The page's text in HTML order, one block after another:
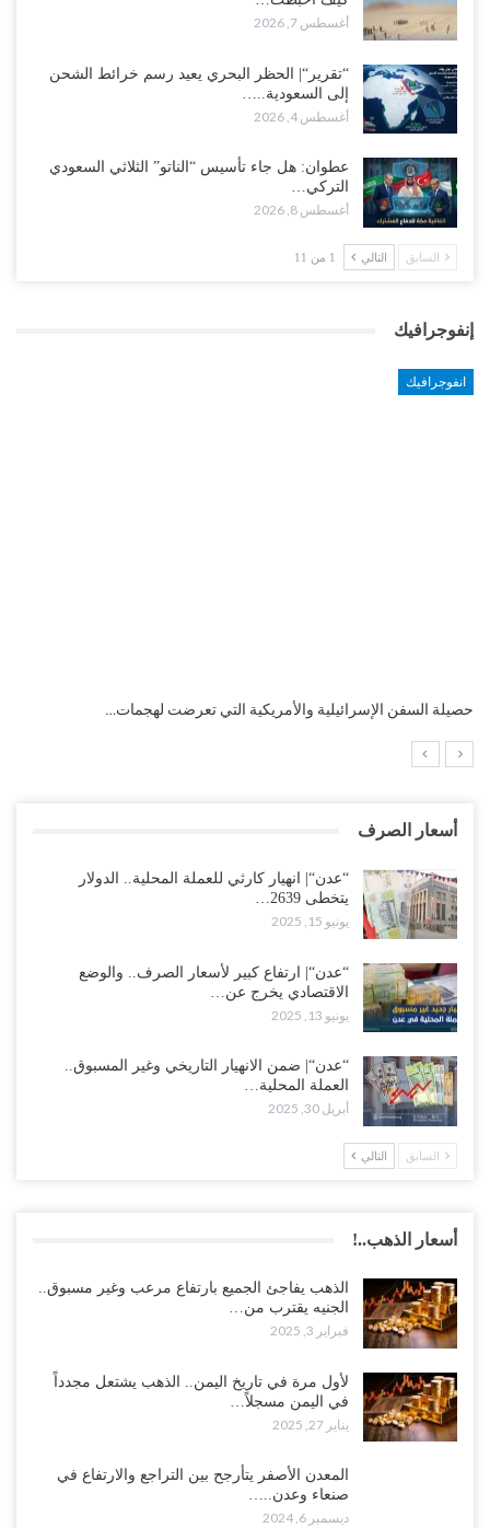
أغسطس 7, 2026
“تقرير“| الحظر البحري يعيد رسم خرائط الشحن
إلى السعودية..…
أغسطس 4, 2026
عطوان: هل جاء تأسيس “الناتو” الثلاثي السعودي
التركي…
أغسطس 8, 2026
السابق التالي 1 من 11
إنفوجرافيك
انفوجرافيك
التضخم السنوي لمنطقة اليورو.. “إنفوجرافيك“..!
أسعار الصرف
“عدن“| انهيار كارثي للعملة المحلية.. الدولار
يتخطى 2639…
يونيو 15, 2025
“عدن“| ارتفاع كبير لأسعار الصرف.. والوضع
الاقتصادي يخرج عن…
يونيو 13, 2025
“عدن“| ضمن الانهيار التاريخي وغير المسبوق..
العملة المحلية…
أبريل 30, 2025
السابق التالي
أسعار الذهب..!
الذهب يفاجئ الجميع بارتفاع مرعب وغير مسبوق..
الجنيه يقترب من…
فبراير 3, 2025
لأول مرة في تاريخ اليمن.. الذهب يشتعل مجدداً
في اليمن مسجلاً…
يناير 27, 2025
المعدن الأصفر يتأرجح بين التراجع والارتفاع في
صنعاء وعدن..…
ديسمبر 6, 2024